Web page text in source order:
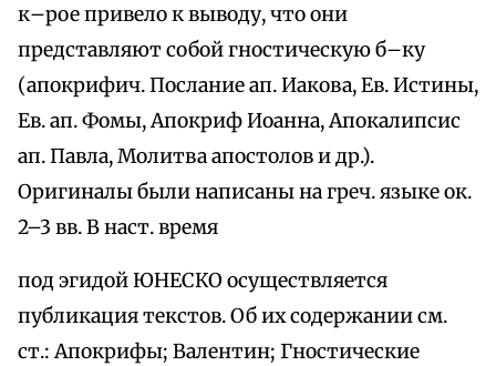
к–рое привело к выводу, что они
представляют собой гностическую б–ку
(апокрифич. Послание ап. Иакова, Ев. Истины,
Ев. ап. Фомы, Апокриф Иоанна, Апокалипсис
ап. Павла, Молитва апостолов и др.).
Оригиналы были написаны на греч. языке ок.
2–3 вв. В наст. время
под эгидой ЮНЕСКО осуществляется
публикация текстов. Об их содержании см.
ст.: Апокрифы; Валентин; Гностические